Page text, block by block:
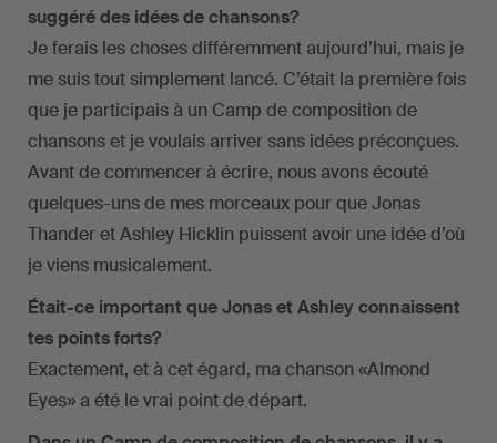
suggéré des idées de chansons?
Je ferais les choses différemment aujourd’hui, mais je
me suis tout simplement lancé. C’était la première fois
que je participais à un Camp de composition de
chansons et je voulais arriver sans idées préconçues.
Avant de commencer à écrire, nous avons écouté
quelques-uns de mes morceaux pour que Jonas
Thander et Ashley Hicklin puissent avoir une idée d’où
je viens musicalement.
Était-ce important que Jonas et Ashley connaissent
tes points forts?
Exactement, et à cet égard, ma chanson «Almond
Eyes» a été le vrai point de départ.